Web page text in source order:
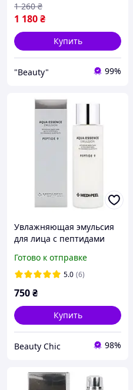
1 180₴
1 260 ₴
Купить
"Beauty" 99%
Увлажняющая эмульсия
для лица с пептидами
Essence Emulsion 250 мл
Готово к отправке
5.0 (6)
750₴
Купить
Beauty Chic 98%